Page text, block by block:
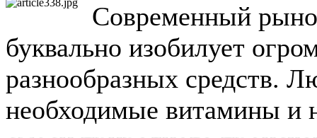
Современный
буквально изобилует
разнообразных средств.
необходимые витамины и